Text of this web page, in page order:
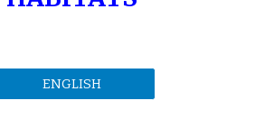
ENGLISH